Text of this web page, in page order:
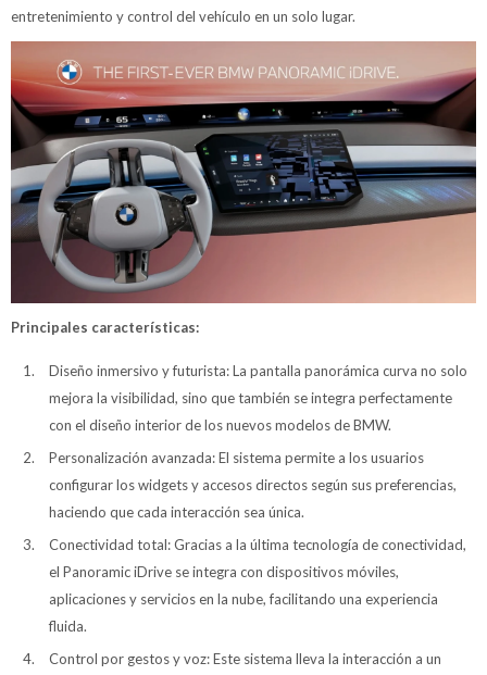
entretenimiento y control del vehículo en un solo lugar.
Principales características:
Diseño inmersivo y futurista: La pantalla panorámica curva no solo
mejora la visibilidad, sino que también se integra perfectamente
con el diseño interior de los nuevos modelos de BMW.
Personalización avanzada: El sistema permite a los usuarios
configurar los widgets y accesos directos según sus preferencias,
haciendo que cada interacción sea única.
Conectividad total: Gracias a la última tecnología de conectividad,
el Panoramic iDrive se integra con dispositivos móviles,
aplicaciones y servicios en la nube, facilitando una experiencia
fluida.
Control por gestos y voz: Este sistema lleva la interacción a un